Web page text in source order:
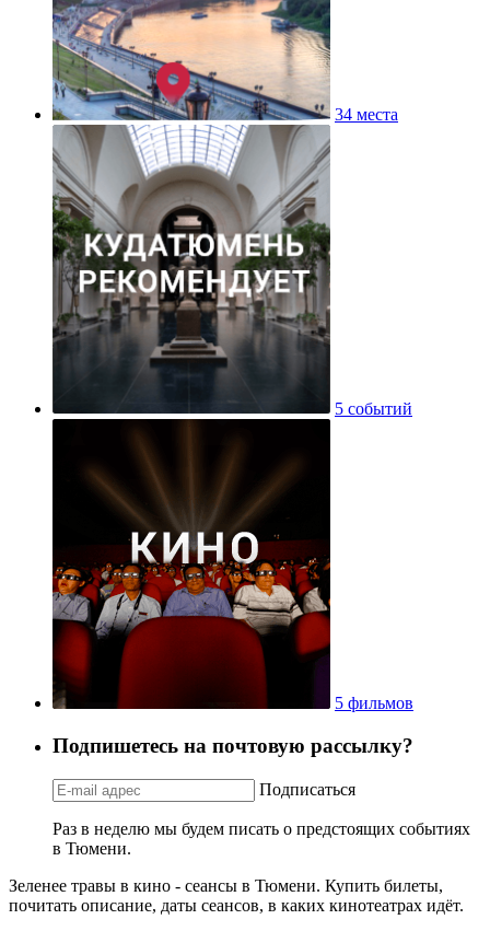
34 места
5 событий
5 фильмов
Подпишетесь на почтовую рассылку?
Подписаться
Раз в неделю мы будем писать о предстоящих событиях
в Тюмени.
Зеленее травы в кино - сеансы в Тюмени. Купить билеты,
почитать описание, даты сеансов, в каких кинотеатрах идёт.